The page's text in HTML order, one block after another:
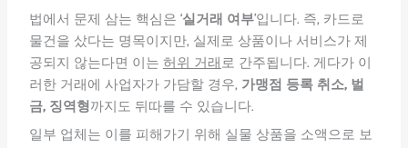
법에서 문제 삼는 핵심은 ‘실거래 여부’입니다. 즉, 카드로
물건을 샀다는 명목이지만, 실제로 상품이나 서비스가 제
공되지 않는다면 이는 허위 거래 로 간주됩니다. 게다가 이
러한 거래에 사업자가 가담할 경우, 가맹점 등록 취소, 벌
금, 징역형까지도 뒤따를 수 있습니다.
일부 업체는 이를 피해가기 위해 실물 상품을 소액으로 보